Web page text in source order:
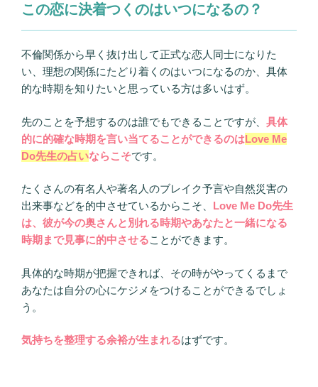
この恋に決着つくのはいつになるの？
不倫関係から早く抜け出して正式な恋人同士になりた
い、理想の関係にたどり着くのはいつになるのか、具体
的な時期を知りたいと思っている方は多いはず。
先のことを予想するのは誰でもできることですが、 具体
的に的確な時期を言い当てることができるのはLove Me
Do先生の占いならこそです。
たくさんの有名人や著名人のブレイク予言や自然災害の
出来事などを的中させているからこそ、 Love Me Do先生
は、彼が今の奥さんと別れる時期やあなたと一緒になる
時期まで見事に的中させることができます。
具体的な時期が把握できれば、その時がやってくるまで
あなたは自分の心にケジメをつけることができるでしょ
う。
気持ちを整理する余裕が生まれるはずです。